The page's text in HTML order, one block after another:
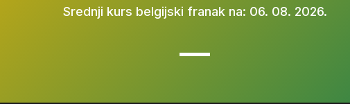
Srednji kurs belgijski franak na: 06. 08. 2026.
—